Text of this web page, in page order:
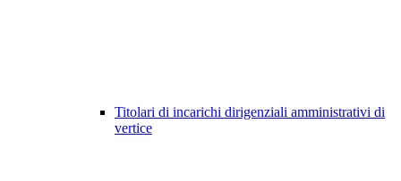
Titolari di incarichi dirigenziali amministrativi di
vertice